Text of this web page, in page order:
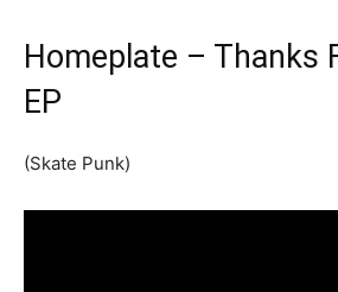
Homeplate – Thanks
EP
(Skate Punk)